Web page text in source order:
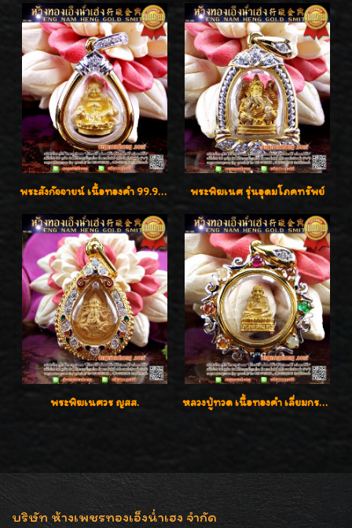
พระสังกัจจายน์ เนื้อทองคำ 99.99% พระพิฆเนศ รุ่นอุดมโภคทรัพย์
พระพิฆเนศวร ญสส. หลวงปู่ทวด เนื้อทองคำ เลี่ยมกรอบทองคำประดับเพชรแท้และพลอยนพเก้า น่ารักมากๆค่ะ
บริษัท ห้างเพชรทองเอ็งน่ำเฮง จำกัด